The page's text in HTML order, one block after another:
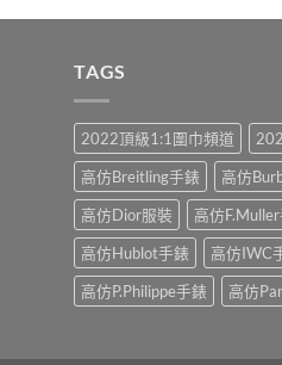
TAGS
2022頂級1:1圍巾頻道
高仿Breitling手錶
高仿
高仿Dior服裝
高仿
高仿Hublot手錶
高仿IWC
高仿P.Philippe手錶
高仿